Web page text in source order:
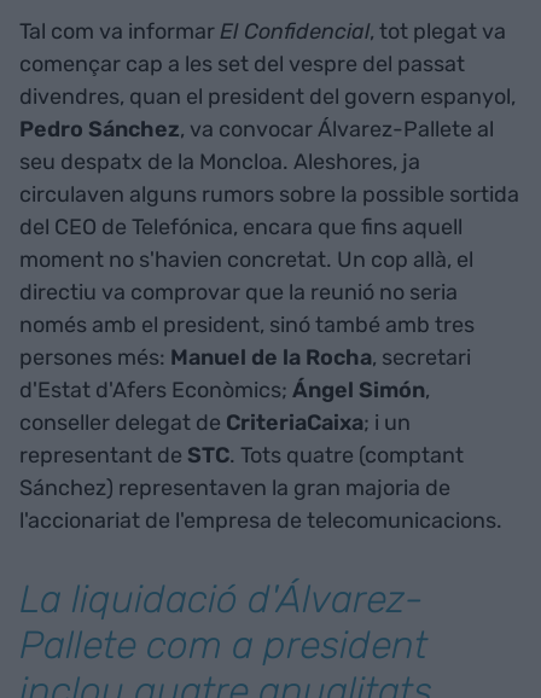
Tal com va informarEl Confidencial, tot plegat va
començar cap a les set del vespre del passat
divendres, quan el president del govern espanyol,
Pedro Sánchez, va convocar Álvarez-Pallete al
seu despatx de la Moncloa. Aleshores, ja
circulaven alguns rumors sobre la possible sortida
del CEO de Telefónica, encara que fins aquell
moment no s'havien concretat. Un cop allà, el
directiu va comprovar que la reunió no seria
només amb el president, sinó també amb tres
persones més: Manuel de la Rocha, secretari
d'Estat d'Afers Econòmics; Ángel Simón,
conseller delegat de CriteriaCaixa; i un
representant de STC. Tots quatre (comptant
Sánchez) representaven la gran majoria de
l'accionariat de l'empresa de telecomunicacions.
La liquidació d'Álvarez-
Pallete com a president